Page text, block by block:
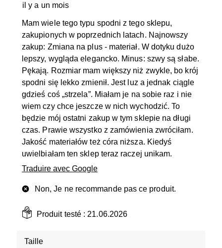
il y a un mois
Mam wiele tego typu spodni z tego sklepu,
zakupionych w poprzednich latach. Najnowszy
zakup: Zmiana na plus - materiał. W dotyku dużo
lepszy, wygląda elegancko. Minus: szwy są słabe.
Pękają. Rozmiar mam większy niż zwykle, bo krój
spodni się lekko zmienił. Jest luz a jednak ciągle
gdzieś coś „strzela”. Miałam je na sobie raz i nie
wiem czy chce jeszcze w nich wychodzić. To
będzie mój ostatni zakup w tym sklepie na długi
czas. Prawie wszystko z zamówienia zwróciłam.
Jakość materiałów też córa niższa. Kiedyś
uwielbiałam ten sklep teraz raczej unikam.
Traduire avec Google
Non, Je ne recommande pas ce produit.
Produit testé :21.06.2026
Taille